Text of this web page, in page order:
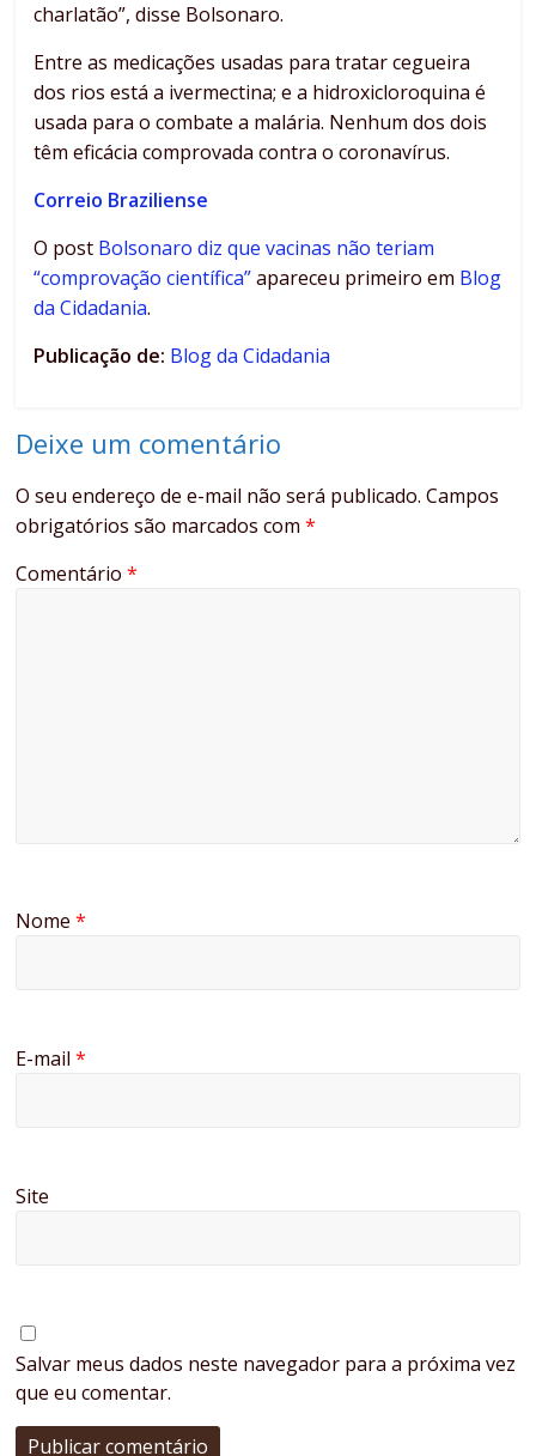
charlatão”, disse Bolsonaro.
Entre as medicações usadas para tratar cegueira
dos rios está a ivermectina; e a hidroxicloroquina é
usada para o combate a malária. Nenhum dos dois
têm eficácia comprovada contra o coronavírus.
Correio Braziliense
O post Bolsonaro diz que vacinas não teriam
“comprovação científica”apareceu primeiro em Blog
da Cidadania.
Publicação de: Blog da Cidadania
Deixe um comentário
O seu endereço de e-mail não será publicado. Campos
obrigatórios são marcados com*
Comentário*
Nome*
E-mail*
Site
Salvar meus dados neste navegador para a próxima vez
que eu comentar.